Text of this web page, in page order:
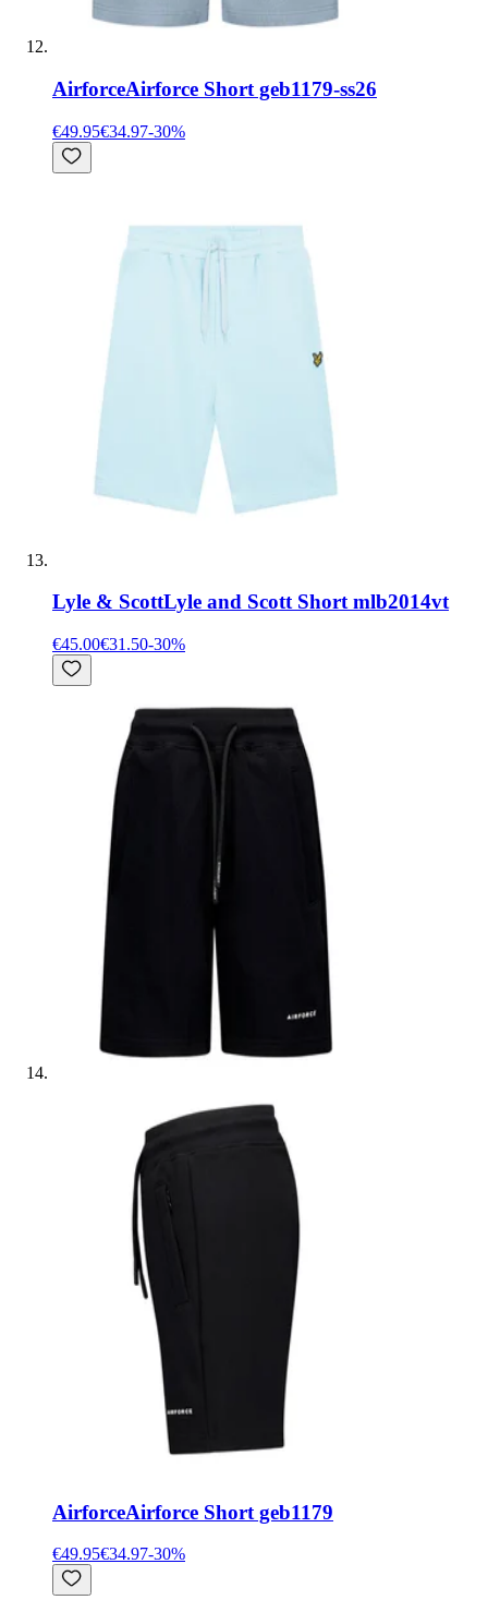
AirforceAirforce Short geb1179-ss26
€49.95€34.97-30%
Lyle & ScottLyle and Scott Short mlb2014vt
€45.00€31.50-30%
AirforceAirforce Short geb1179
€49.95€34.97-30%